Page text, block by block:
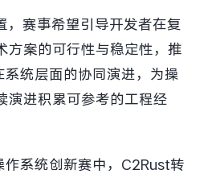
，赛事希望引导开发者在复
方案的可行性与稳定性，推
统层面的协同演进，为操
演进积累可参考的工程经
系统创新赛中，C2Rust转